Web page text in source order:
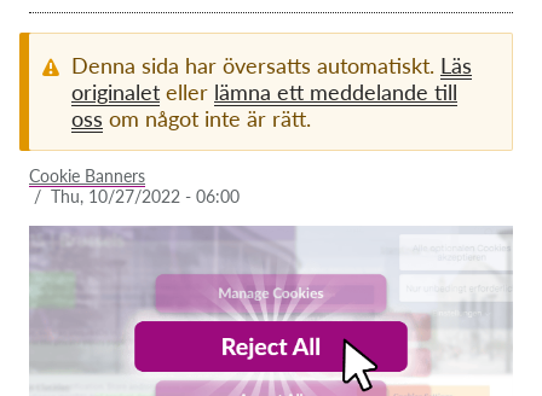
Exercise your rights!
Sponsorship
Tax deductability
Member Login
Denna sida har översatts automatiskt. Läs
originalet eller lämna ett meddelande till
oss om något inte är rätt.
Cookie Banners
/ Thu, 10/27/2022 - 06:00